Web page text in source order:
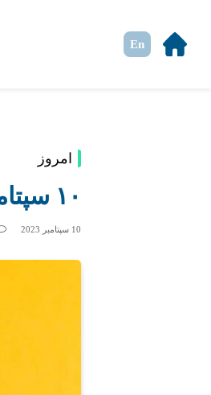
En
امروز
۱۰ سپتامبر؛ روز جهانی پیشگیری از خودکشی
10 سپتامبر 2023